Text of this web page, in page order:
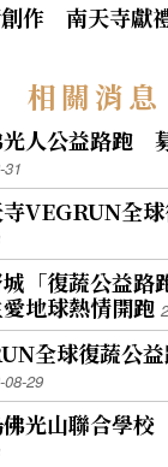
作 南天寺獻
相關消息
光人公益路跑
31
VEGRUN全
城「復蔬公益
地球熱情開跑
全球復蔬公
08-29
佛光山聯合學